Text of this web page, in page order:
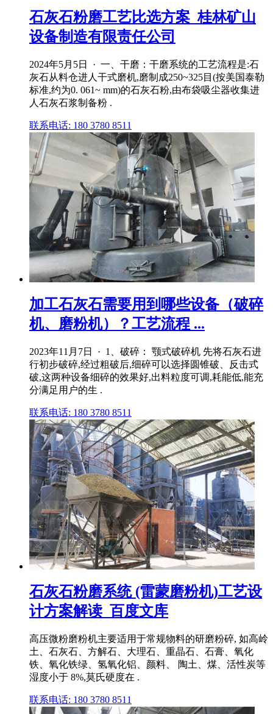
石灰石粉磨工艺比选方案_桂林矿山
设备制造有限责任公司
2024年5月5日 · 一、干磨：干磨系统的工艺流程是:石
灰石从料仓进人干式磨机,磨制成250~325目(按美国泰勒
标准,约为0. 061~ mm)的石灰石粉,由布袋吸尘器收集进
人石灰石浆制备粉 .
联系电话: 180 3780 8511
加工石灰石需要用到哪些设备（破碎
机、磨粉机）？工艺流程 ...
2023年11月7日 · 1、破碎： 颚式破碎机 先将石灰石进
行初步破碎,经过粗破后,细碎可以选择圆锥破、反击式
破,这两种设备细碎的效果好,出料粒度可调,耗能低,能充
分满足用户的生 .
联系电话: 180 3780 8511
石灰石粉磨系统 (雷蒙磨粉机)工艺设
计方案解读_百度文库
高压微粉磨粉机主要适用于常规物料的研磨粉碎, 如高岭
土、石灰石、方解石、大理石、重晶石、石膏、氧化
铁、氧化铁绿、氢氧化铝、颜料、 陶土、煤、活性炭等
湿度小于 8%,莫氏硬度在 .
联系电话: 180 3780 8511